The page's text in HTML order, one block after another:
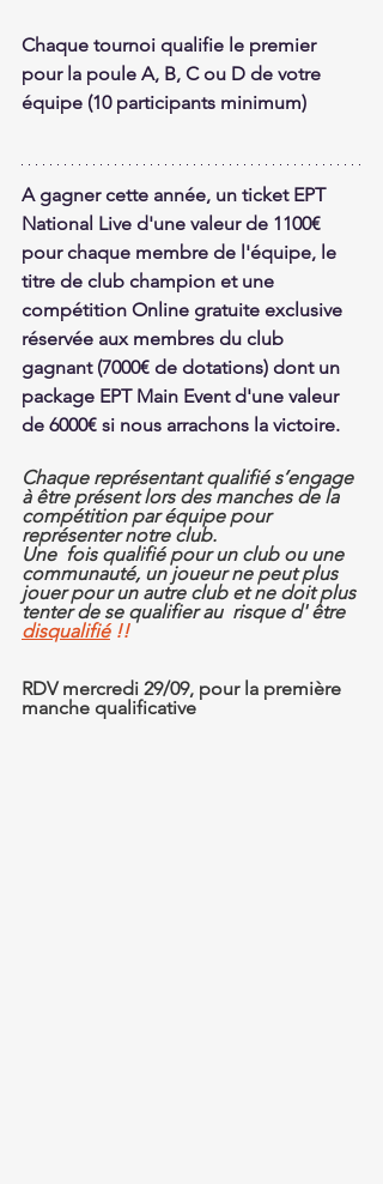
Chaque tournoi qualifie le premier
pour la poule A, B, C ou D de votre
équipe (10 participants minimum)
A gagner cette année, un ticket EPT
National Live d'une valeur de 1100€
pour chaque membre de l'équipe, le
titre de club champion et une
compétition Online gratuite exclusive
réservée aux membres du club
gagnant (7000€ de dotations) dont un
package EPT Main Event d'une valeur
de 6000€ si nous arrachons la victoire.
Chaque représentant qualifié s’engage
à être présent lors des manches de la
compétition par équipe pour
représenter notre club.
Une  fois qualifié pour un club ou une
communauté, un joueur ne peut plus
jouer pour un autre club et ne doit plus
tenter de se qualifier au  risque d' être
disqualifié !!
RDV mercredi 29/09, pour la première
manche qualificative